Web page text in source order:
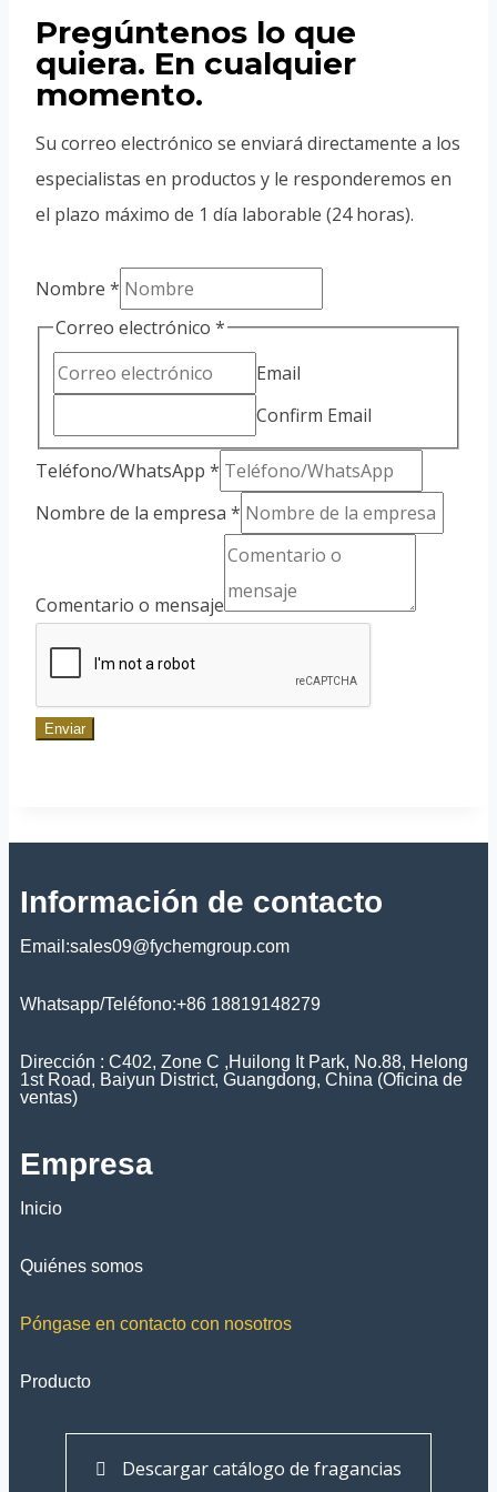
Pregúntenos lo que
quiera. En cualquier
momento.
Su correo electrónico se enviará directamente a los
especialistas en productos y le responderemos en
el plazo máximo de 1 día laborable (24 horas).
Nombre *
Correo electrónico *
Email
Confirm Email
Teléfono/WhatsApp *
Nombre de la empresa *
Comentario o mensaje
Enviar
Información de contacto
Email:sales09@fychemgroup.com
Whatsapp/Teléfono:+86 18819148279
Dirección : C402, Zone C ,Huilong It Park, No.88, Helong
1st Road, Baiyun District, Guangdong, China (Oficina de
ventas)
Empresa
Inicio
Quiénes somos
Póngase en contacto con nosotros
Producto
Descargar catálogo de fragancias